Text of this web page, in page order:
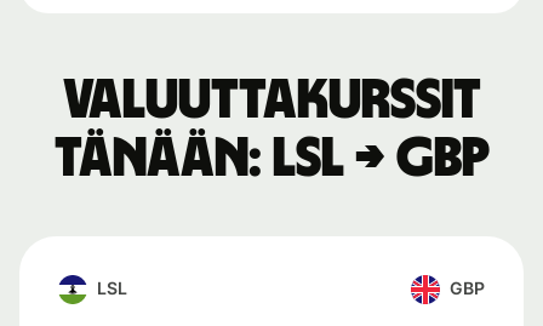
Valuuttakurssit
tänään: LSL → GBP
LSL GBP